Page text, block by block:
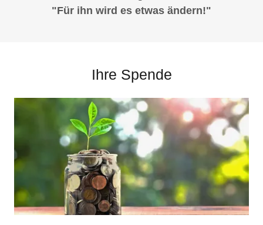
"Für ihn wird es etwas ändern!"
Ihre Spende